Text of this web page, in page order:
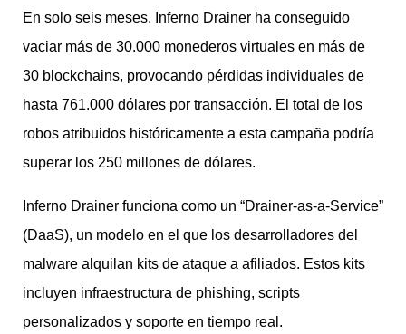
En solo seis meses, Inferno Drainer ha conseguido
vaciar más de 30.000 monederos virtuales en más de
30 blockchains, provocando pérdidas individuales de
hasta 761.000 dólares por transacción. El total de los
robos atribuidos históricamente a esta campaña podría
superar los 250 millones de dólares.
Inferno Drainer funciona como un “Drainer-as-a-Service”
(DaaS), un modelo en el que los desarrolladores del
malware alquilan kits de ataque a afiliados. Estos kits
incluyen infraestructura de phishing, scripts
personalizados y soporte en tiempo real.